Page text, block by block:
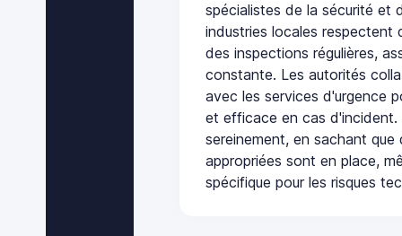
spécialistes de la sécurité et
industries locales respectent
des inspections régulières,
constante. Les autorités
avec les services d'urgence
et efficace en cas
sereinement, en sachant que
appropriées sont en place,
spécifique pour les risques